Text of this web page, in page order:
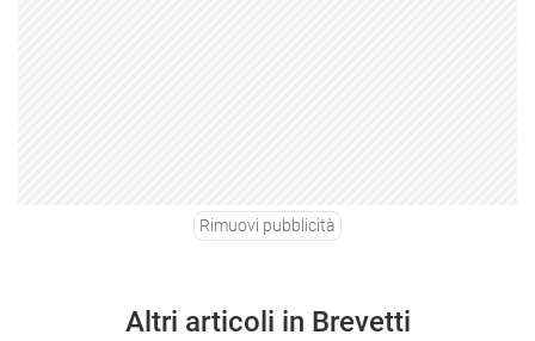
Rimuovi pubblicità
Altri articoli in Brevetti